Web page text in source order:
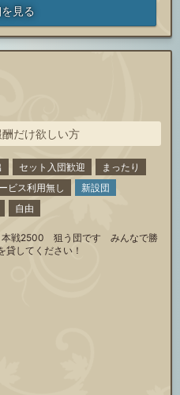
見る
酬だけ欲しい方
セット入団歓迎
まったり
ビス利用無し
新設団
自由
戦2500 狙う団です みんなで勝
してください！